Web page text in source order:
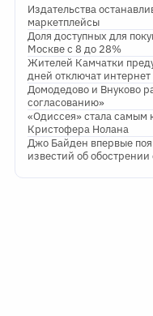
Издательства
маркетплейсы
Доля доступных для
Москве с 8 до 28%
Жителей Камчатки
дней отключат интернет
Домодедово и Внуково
согласованию»
«Одиссея» стала
Кристофера Нолана
Джо Байден впервые
известий об